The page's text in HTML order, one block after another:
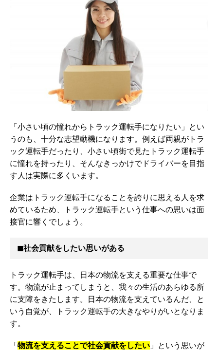
「小さい頃の憧れからトラック運転手になりたい」とい
うのも、十分な志望動機になります。例えば両親がトラ
ック運転手だったり、小さい頃街で見たトラック運転手
に憧れを持ったり、そんなきっかけでドライバーを目指
す人は実際に多くいます。
企業はトラック運転手になることを誇りに思える人を求
めているため、トラック運転手という仕事への思いは面
接官に響くでしょう。
◼︎社会貢献をしたい思いがある
トラック運転手は、日本の物流を支える重要な仕事で
す。物流が止まってしまうと、我々の生活のあらゆる所
に支障をきたします。日本の物流を支えているんだ、と
いう自覚が、トラック運転手の大きなやりがいとなりま
す。
「 物流を支えることで社会貢献をしたい 」という思いが